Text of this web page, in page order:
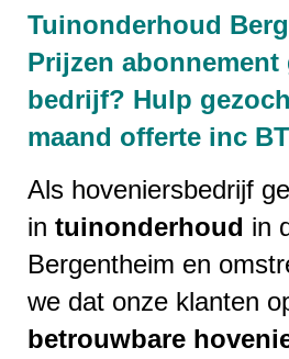
Tuinonderhoud
Prijzen abonnement
bedrijf? Hulp
maand offerte inc
Als hoveniersbedrijf
in tuinonderhoud in
Bergentheim en
we dat onze klanten
betrouwbare